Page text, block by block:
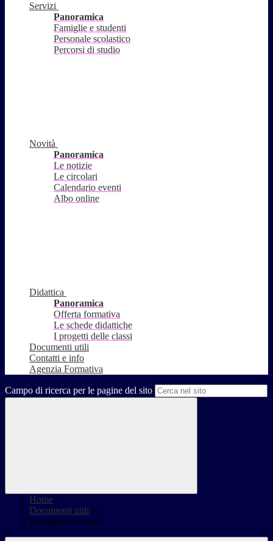
Servizi
Panoramica
Famiglie e studenti
Personale scolastico
Percorsi di studio
Novità
Panoramica
Le notizie
Le circolari
Calendario eventi
Albo online
Didattica
Panoramica
Offerta formativa
Le schede didattiche
I progetti delle classi
Documenti utili
Contatti e info
Agenzia Formativa
Campo di ricerca per le pagine del sito
Home >
Documenti utili >
Famiglie e studenti